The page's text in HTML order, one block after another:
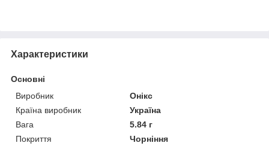
Характеристики
Основні
Виробник
Онікс
Країна виробник
Україна
Вага
5.84 г
Покриття
Чорніння